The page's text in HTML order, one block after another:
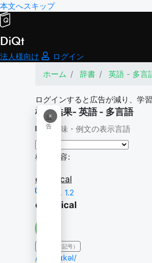
本文へスキップ
DiQt
法人様向け
ログイン
ホーム
辞書 英語 - 多言
ログインすると広告が減り、学
×
広
告
検索結果- 英語 - 多言語
意味・例文の表示言語
検索内容:
empirical
BSL 1.2
empirical
IPA（発音記号）
/ɪmˈpɪɹɪkəl/